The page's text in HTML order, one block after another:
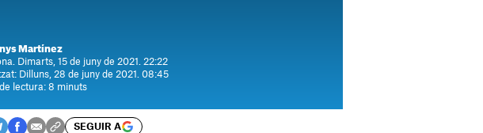
Martínez
Dimarts, 15 de juny de 2021. 22:22
Dilluns, 28 de juny de 2021. 08:45
lectura: 8 minuts
SEGUIR A